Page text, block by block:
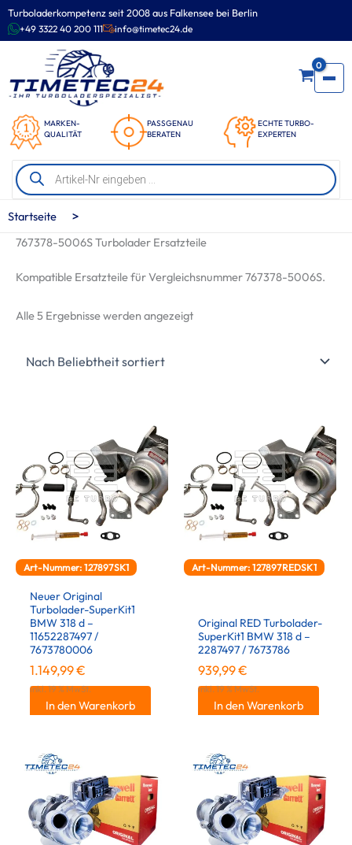
Turboladerkompetenz seit 2008 aus Falkensee bei Berlin
+49 3322 40 200 111 info@timetec24.de
MARKEN-
QUALITÄT
PASSGENAU
BERATEN
ECHTE TURBO-
EXPERTEN
0
Products
search
Zum
Inhalt
springen
Startseite >
767378-5006S Turbolader Ersatzteile
Kompatible Ersatzteile für Vergleichsnummer 767378-5006S.
Alle 5 Ergebnisse werden angezeigtNach
Art-Nummer: 127897SK1
Neuer Original
Turbolader-SuperKit1
BMW 318 d –
11652287497 /
7673780006
1.149,99€
inkl. 19 % MwSt.
In den Warenkorb
Art-Nummer: 127897REDSK1
Original RED Turbolader-
SuperKit1 BMW 318 d –
2287497 / 7673786
939,99€
inkl. 19 % MwSt.
In den Warenkorb